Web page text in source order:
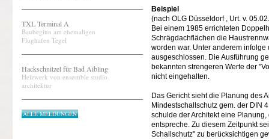
TXL Terminal A
Baubeginn am ehemaligen
Flughafen Tegel
Hackschnitzel für Bad Aibling
Heizwerk von ensømble studio
architektur
ALLE MELDUNGEN
Beispiel
(nach OLG Düsseldorf , Urt. v.
Bei einem 1985 errichteten
Schrägdachflächen die
worden war. Unter anderem
ausgeschlossen. Die Ausführung
bekannten strengeren Werte der
nicht eingehalten.
Das Gericht sieht die Planung des
Mindestschallschutz gem. der DIN
schulde der Architekt eine
entspreche. Zu diesem Zeitpunkt
Schallschutz" zu berücksichtigen